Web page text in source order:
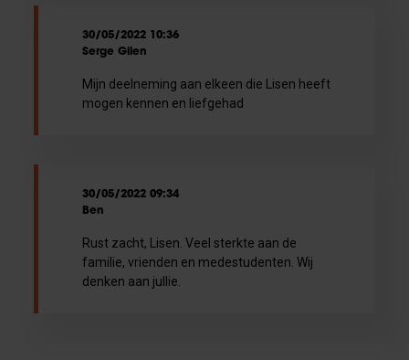
30/05/2022 10:36
Serge Gilen
Mijn deelneming aan elkeen die Lisen heeft
mogen kennen en liefgehad
30/05/2022 09:34
Ben
Rust zacht, Lisen. Veel sterkte aan de
familie, vrienden en medestudenten. Wij
denken aan jullie.